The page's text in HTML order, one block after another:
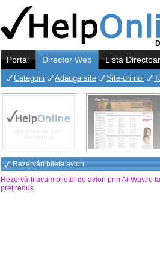
Portal Director Web Lista
Categorii Adauga site Site-uri noi
Rezervări bilete avion
Rezervă-ți acum biletul de avion prin AirWay.ro
preț redus.